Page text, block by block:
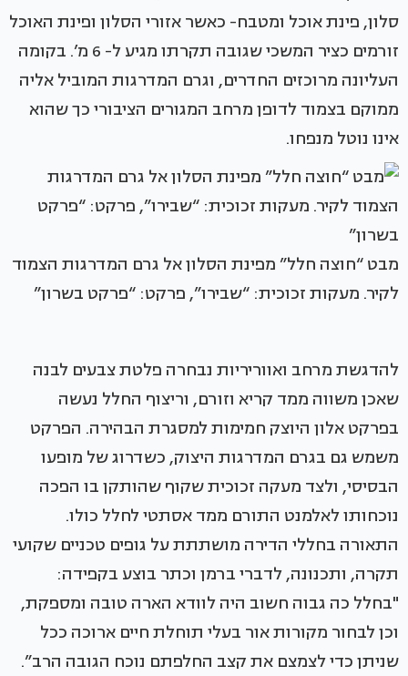
סלון, פינת אוכל ומטבח- כאשר אזורי הסלון ופינת האוכל
זורמים כציר המשכי שגובה תקרתו מגיע ל- 6 מ’. בקומה
העליונה מרוכזים החדרים, וגרם המדרגות המוביל אליה
ממוקם בצמוד לדופן מרחב המגורים הציבורי כך שהוא
אינו נוטל מנפחו.
מבט “חוצה חלל” מפינת הסלון אל גרם המדרגות הצמוד
לקיר. מעקות זכוכית: “שבירו”, פרקט: “פרקט בשרון”
להדגשת מרחב ואווריריות נבחרה פלטת צבעים לבנה
שאכן משווה ממד קריא וזורם, וריצוף החלל נעשה
בפרקט אלון היוצק חמימות למסגרת הבהירה. הפרקט
משמש גם בגרם המדרגות היצוק, כשדרוג של מופעו
הבסיסי, ולצד מעקה זכוכית שקוף שהותקן בו הפכה
נוכחותו לאלמנט התורם ממד אסתטי לחלל כולו.
התאורה בחללי הדירה מושתתת על גופים טכניים שקועי
תקרה, ותכנונה, לדברי ברמן וכתר בוצע בקפידה:
"בחלל כה גבוה חשוב היה לוודא הארה טובה ומספקת,
וכן לבחור מקורות אור בעלי תוחלת חיים ארוכה ככל
שניתן כדי לצמצם את קצב החלפתם נוכח הגובה הרב”.